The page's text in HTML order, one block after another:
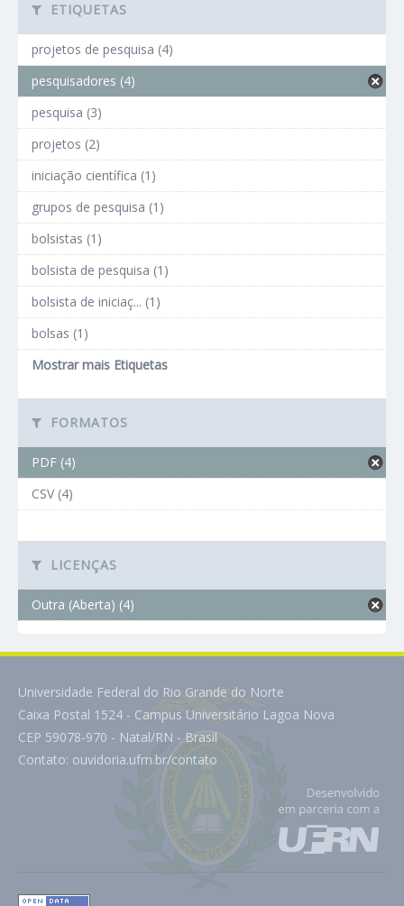
ETIQUETAS
projetos de pesquisa (4)
pesquisadores (4)
pesquisa (3)
projetos (2)
iniciação científica (1)
grupos de pesquisa (1)
bolsistas (1)
bolsista de pesquisa (1)
bolsista de iniciaç... (1)
bolsas (1)
Mostrar mais Etiquetas
FORMATOS
PDF (4)
CSV (4)
LICENÇAS
Outra (Aberta) (4)
Universidade Federal do Rio Grande do Norte
Caixa Postal 1524 - Campus Universitário Lagoa Nova
CEP 59078-970 - Natal/RN - Brasil
Contato: ouvidoria.ufrn.br/contato